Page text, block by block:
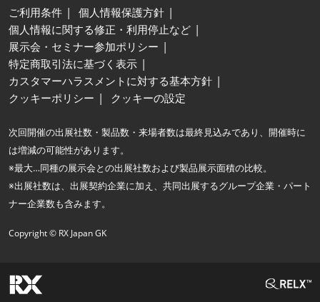
ご利用条件
個人情報保護方針
個人情報に関する修正・利用停止など
展示会・セミナー参加ポリシー
特定商取引法に基づく表示
カスタマーハラスメントに対する基本方針
クッキーポリシー
クッキーの設定
次回開催の出展社数・製品数・来場者数は最終見込みであり、開催時に
は増減の可能性があります。
※最大…同種の展示会との出展社数および製品展示面積の比較。
※出展社数は、出展契約企業に加え、共同出展するグループ企業・パート
ナー企業数も含みます。
Copyright © RX Japan GK